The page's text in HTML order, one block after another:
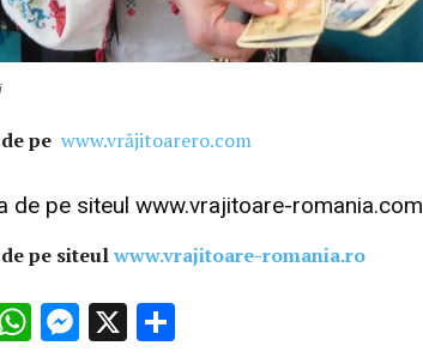
pe www.vrăjitoarero.com
de pe siteul www.vrajitoare-romania.com
pe siteulwww.vrajitoare-romania.ro
W M X